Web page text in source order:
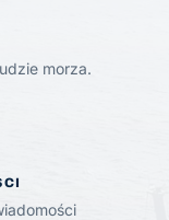
morza.